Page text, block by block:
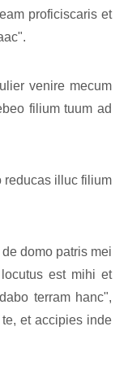
proficiscaris et
venire mecum
filium tuum ad
reducas illuc filium
domo patris mei
est mihi et
terram hanc",
et accipies inde